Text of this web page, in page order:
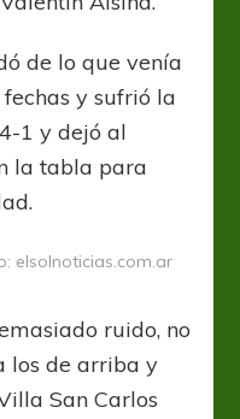
de lo que venía
y sufrió la
1 y dejó al
la tabla para
elsolnoticias.com.ar
ruido, no
los de arriba y
San Carlos